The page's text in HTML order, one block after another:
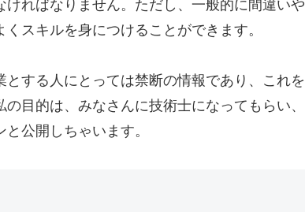
ればなりません。ただし、一般的に間違いや
スキルを身につけることができます。
する人にとっては禁断の情報であり、これを
目的は、みなさんに技術士になってもらい、
公開しちゃいます。